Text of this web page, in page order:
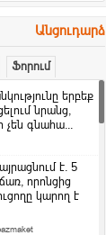
Անցուդարձ
Ֆորում
երբեք
նրանց,
չեն գնահա...
է․ 5
որոնցից
կարող է